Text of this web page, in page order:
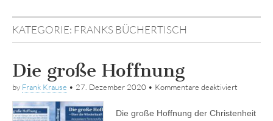
Tagebuch
KATEGORIE: FRANKS BÜCHERTISCH
Die große Hoffnung
by Frank Krause • 27. Dezember 2020 • Kommentare deaktiviert
Hoffnung
Die große Hoffnung der Christenheit